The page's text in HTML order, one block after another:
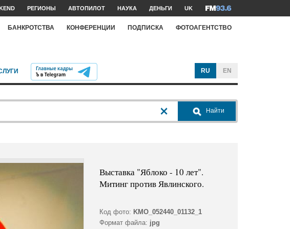
РЕГИОНЫ АВТОПИЛОТ НАУКА ДЕНЬГИ UK
БАНКРОТСТВА КОНФЕРЕНЦИИ ПОДПИСКА ФОТОАГЕНТСТВО
RU EN
Найти
Выставка "Яблоко - 10 лет".
Митинг против Явлинского.
Код фото: KMO_052440_01132_1
Формат файла: jpg